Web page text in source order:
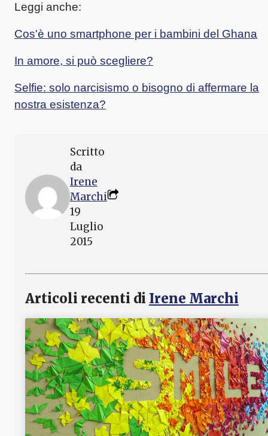
Leggi anche:
Cos'è uno smartphone per i bambini del Ghana
In amore, si può scegliere?
Selfie: solo narcisismo o bisogno di affermare la
nostra esistenza?
Scritto
da
Irene
Marchi
19
Luglio
2015
Articoli recenti di Irene Marchi